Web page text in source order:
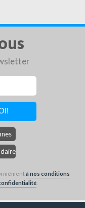
à nos conditions
.